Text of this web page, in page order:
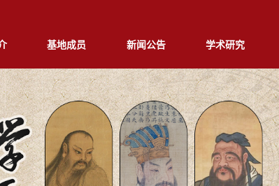
基地成员 新闻公告 学术研究